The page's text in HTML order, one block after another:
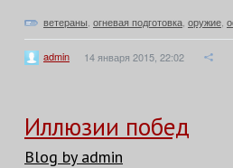
ветераны огневая подготовка оружие
admin 14 января 2015, 22:02
Иллюзии побед
Blog by admin